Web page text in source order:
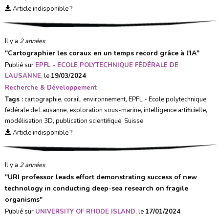
Article indisponible ?
Il y a 2 années
"Cartographier les coraux en un temps record grâce à l'IA"
Publié sur EPFL - ECOLE POLYTECHNIQUE FÉDÉRALE DE
LAUSANNE, le 19/03/2024
Recherche & Développement
Tags :cartographie, corail, environnement, EPFL - Ecole polytechnique
fédérale de Lausanne, exploration sous-marine, intelligence artificielle,
modélisation 3D, publication scientifique, Suisse
Article indisponible ?
Il y a 2 années
"URI professor leads effort demonstrating success of new
technology in conducting deep-sea research on fragile
organisms"
Publié sur UNIVERSITY OF RHODE ISLAND, le 17/01/2024